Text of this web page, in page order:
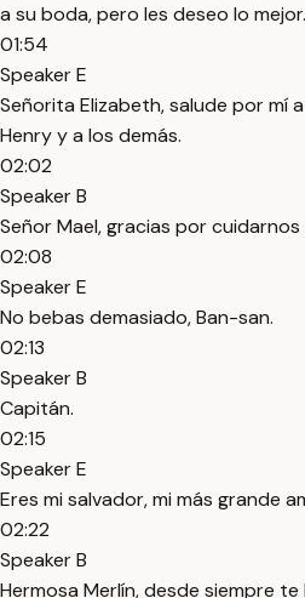
a su boda, pero les deseo lo mejor.
01:54
Speaker E
Señorita Elizabeth, salude por mí
Henry y a los demás.
02:02
Speaker B
Señor Mael, gracias por
02:08
Speaker E
No bebas demasiado, Ban-san.
02:13
Speaker B
Capitán.
02:15
Speaker E
Eres mi salvador, mi más grande
02:22
Speaker B
Hermosa Merlín, desde siempre